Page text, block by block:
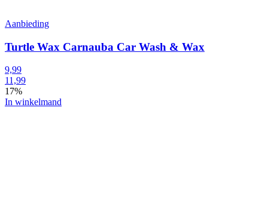
Aanbieding
Turtle Wax Carnauba Car Wash & Wax
9,99
11,99
17%
In winkelmand